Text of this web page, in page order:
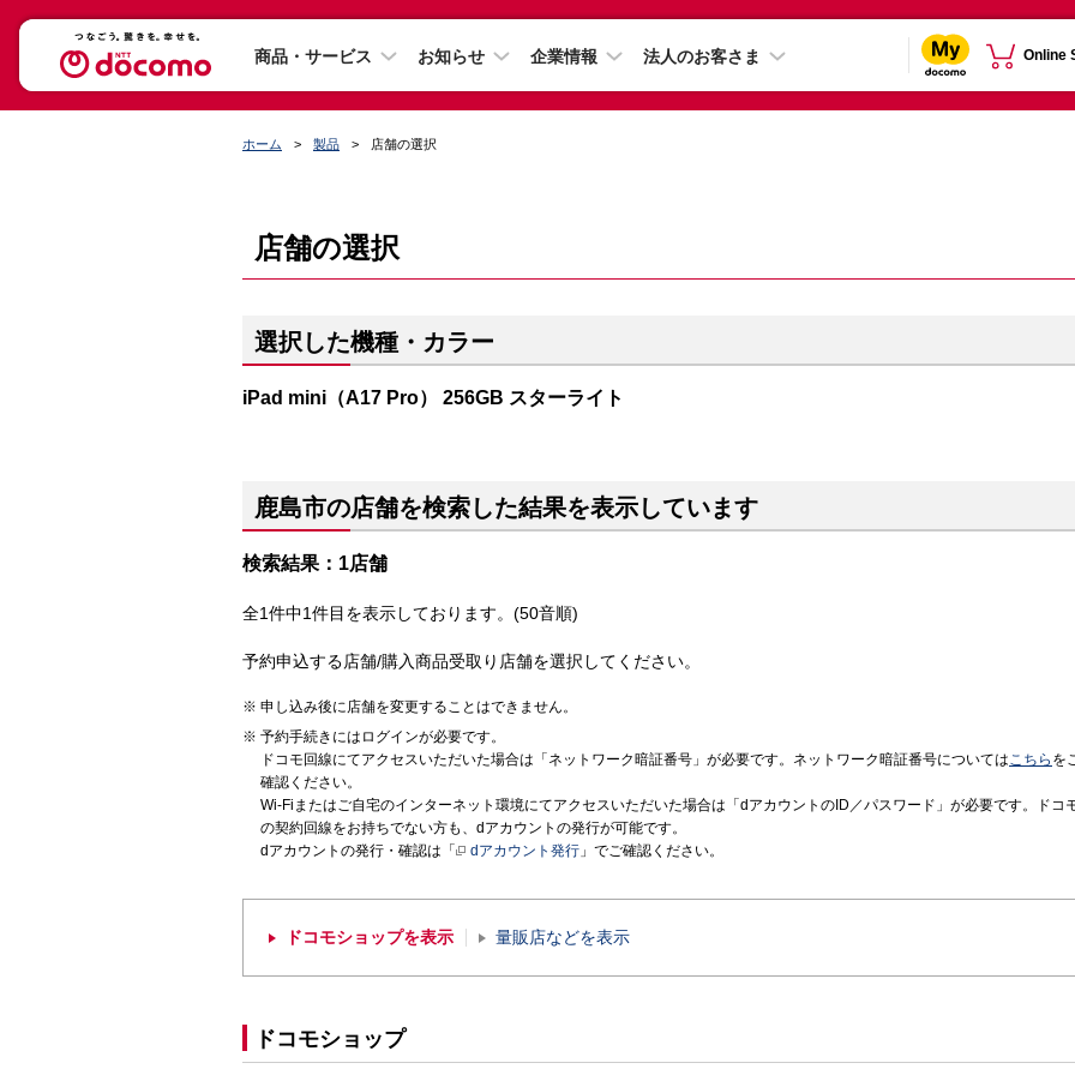
商品・サービス お知らせ 企業情報 法人のお客さま Online
ホーム 製品 店舗の選択
店舗の選択
選択した機種・カラー
iPad mini（A17 Pro） 256GB スターライト
鹿島市の店舗を検索した結果を表示しています
検索結果：1店舗
全1件中1件目を表示しております。(50音順)
予約申込する店舗/購入商品受取り店舗を選択してください。
申し込み後に店舗を変更することはできません。
予約手続きにはログインが必要です。
ドコモ回線にてアクセスいただいた場合は「ネットワーク暗証番号」が必要です。ネットワーク暗証番号についてはこちら を
確認ください。
Wi-Fiまたはご自宅のインターネット環境にてアクセスいただいた場合は「dアカウントのID／パスワード」が必要です。ドコ
の契約回線をお持ちでない方も、dアカウントの発行が可能です。
dアカウントの発行・確認は「
dアカウント発行 」でご確認ください。
ドコモショップを表示 量販店などを表示
ドコモショップ